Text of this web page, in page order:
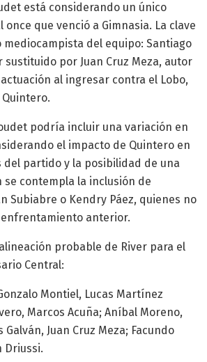
está considerando un único
que venció a Gimnasia. La clave
mediocampista del equipo: Santiago
sustituido por Juan Cruz Meza, autor
al ingresar contra el Lobo,
podría incluir una variación en
el impacto de Quintero en
del partido y la posibilidad de una
se contempla la inclusión de
Subiabre o Kendry Páez, quienes no
anterior.
probable de River para el
Central:
Montiel, Lucas Martínez
Marcos Acuña; Aníbal Moreno,
Galván, Juan Cruz Meza; Facundo
Driussi.